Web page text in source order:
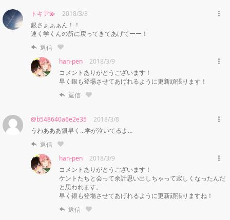
トキア💫
2018/3/8
銀さぁぁぁん！！
速く学くんの所に戻ってきてあげてーー！
返信
han-pen
2018/3/9
コメントありがとうございます！
早く銀も登場させてあげれるように更新頑張ります！
返信
@b548640a6e2e35
2018/3/8
うわあああ銀早く…学が泣いてるよ…
返信
han-pen
2018/3/9
コメントありがとうございます！
ケントたちと会って余計思い出しちゃって寂しくなったんだ
と思われます。
早く銀も登場させてあげれるように更新頑張りますね！
返信